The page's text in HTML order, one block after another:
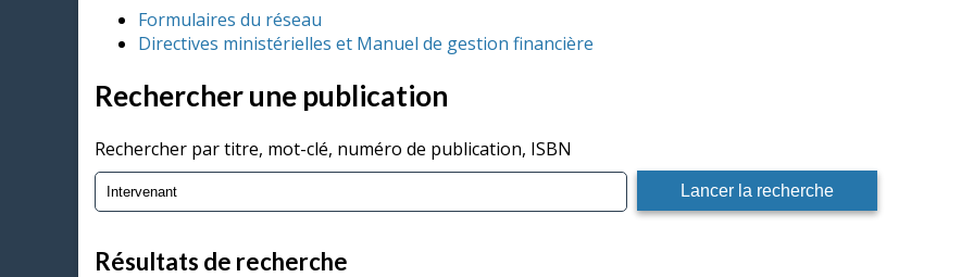
Formulaires du réseau
Directives ministérielles et Manuel de gestion financière
Rechercher une publication
Rechercher par titre, mot-clé, numéro de publication, ISBN
Résultats de recherche